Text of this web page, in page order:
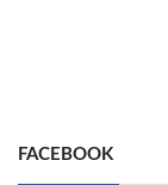
FACEBOOK